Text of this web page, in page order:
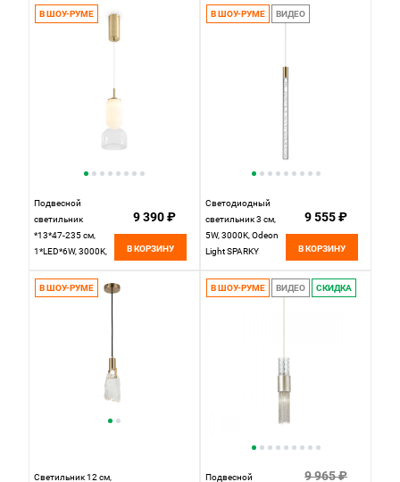
MS.89131.1
В ШОУ-РУМЕ
Подвесной
светильник
*13*47-235 см,
1*LED*6W, 3000K,
L6G1, Латунь
9 390 ₽
В КОРЗИНУ
В ШОУ-РУМЕ ВИДЕО
Светодиодный
светильник 3 см,
5W, 3000K, Odeon
Light SPARKY
9 555 ₽
В КОРЗИНУ
В ШОУ-РУМЕ
Светильник 12 см,
В ШОУ-РУМЕ ВИДЕО СКИДКА
Подвесной 9 965 ₽